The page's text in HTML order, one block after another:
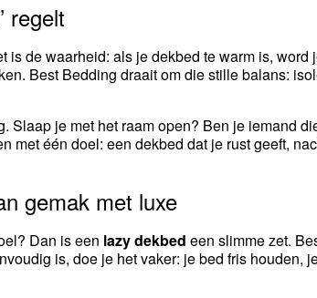
regelt
is de waarheid: als je dekbed te warm is, word
Best Bedding draait om die stille balans:
Slaap je met het raam open? Ben je iemand
met één doel: een dekbed dat je rust geeft,
gemak met luxe
Dan is een lazy dekbed een slimme zet.
is, doe je het vaker: je bed fris houden,